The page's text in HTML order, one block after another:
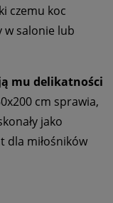
czemu koc
w salonie lub
mu delikatności
cm sprawia,
jako
dla miłośników